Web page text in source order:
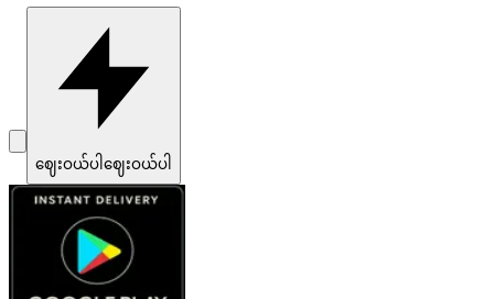
ဈေးဝယ်ပါ ဈေးဝယ်ပါ